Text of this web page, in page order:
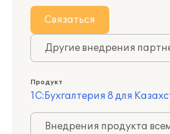
Связаться
Другие внедрения
Продукт
1С:Бухгалтерия 8 для
Внедрения продукта